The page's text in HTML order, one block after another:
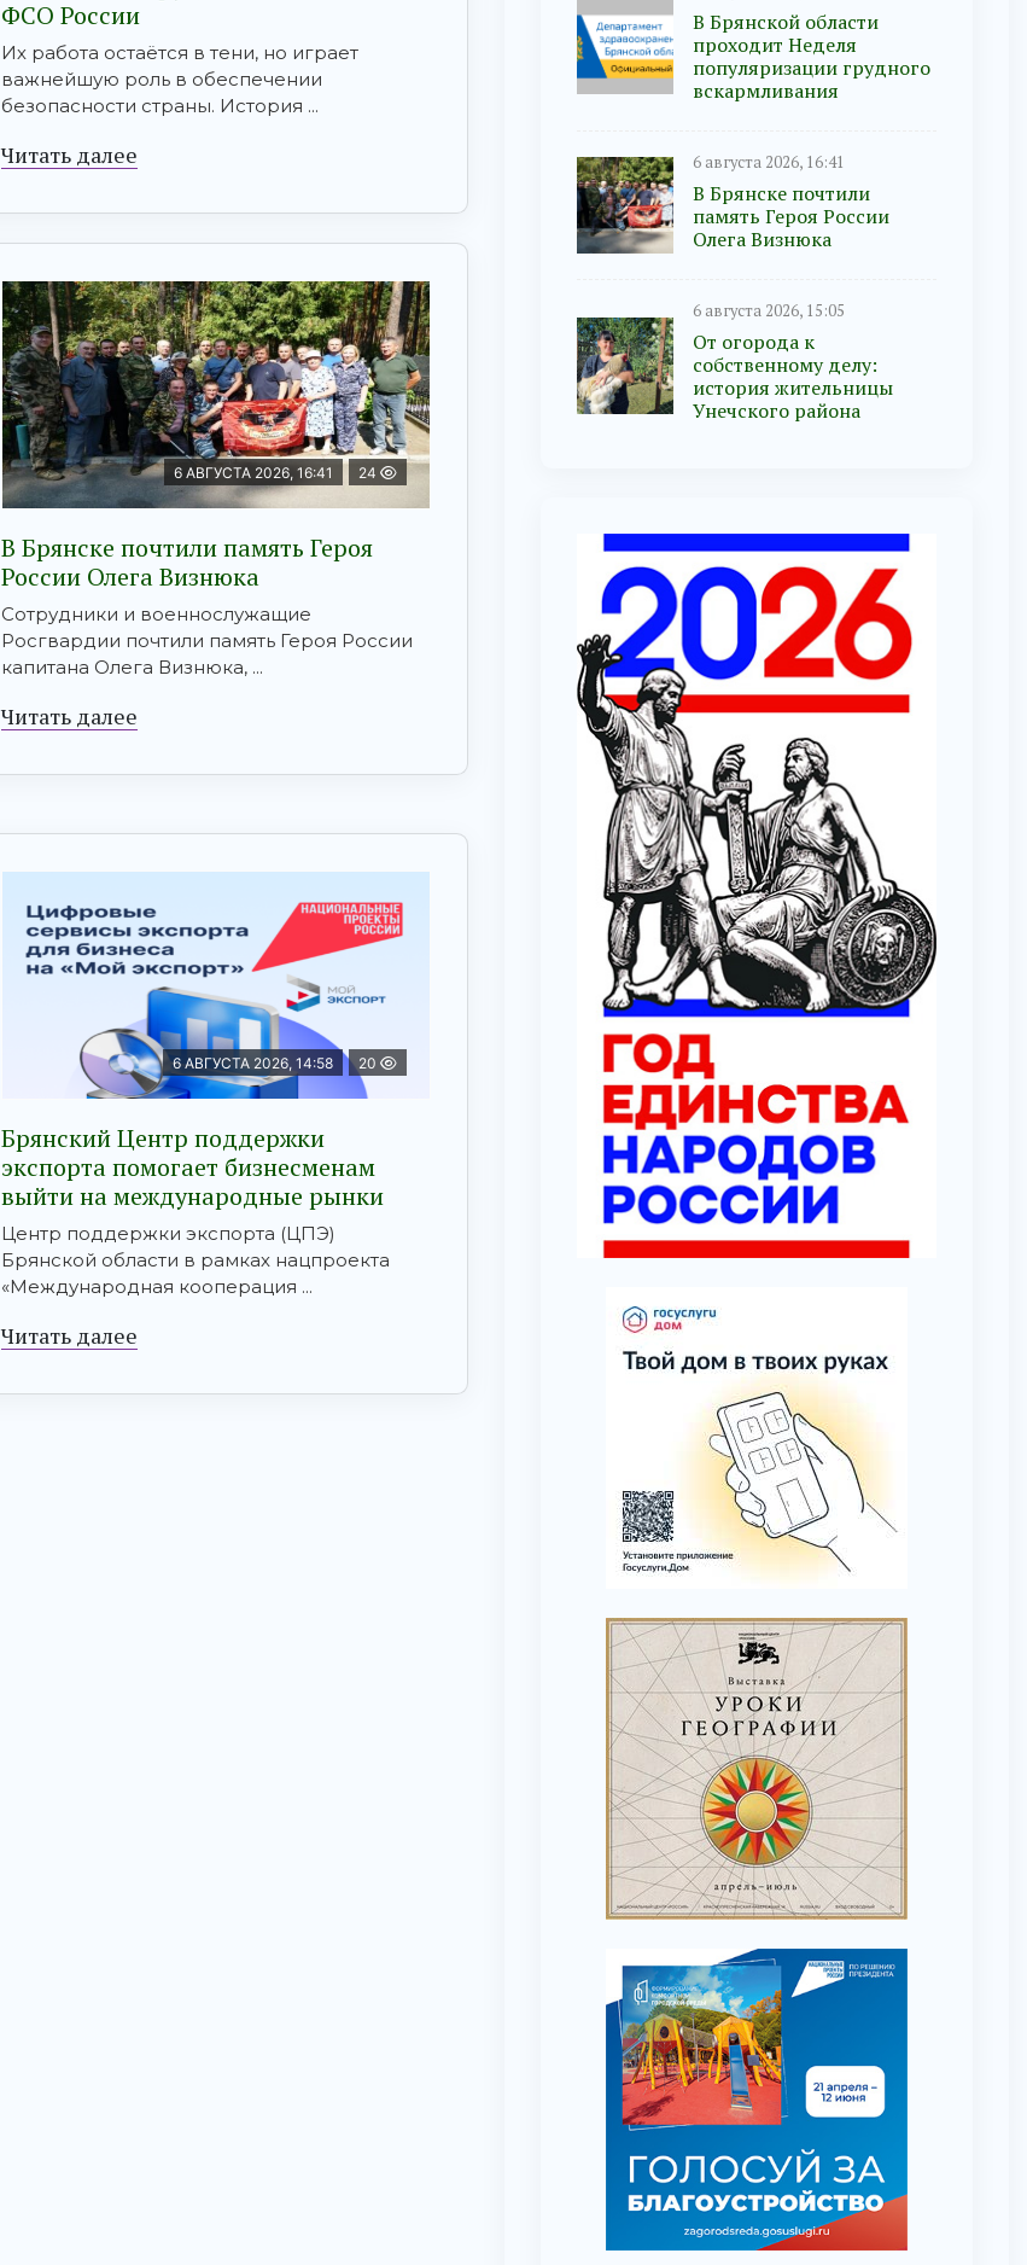
ФСО России
Их работа остаётся в тени, но играет
важнейшую роль в обеспечении
безопасности страны. История ...
Читать далее
6 АВГУСТА 2026, 16:41 24
В Брянске почтили память Героя
России Олега Визнюка
Сотрудники и военнослужащие
Росгвардии почтили память Героя России
капитана Олега Визнюка, ...
Читать далее
6 АВГУСТА 2026, 14:58 20
Брянский Центр поддержки
экспорта помогает бизнесменам
выйти на международные рынки
Центр поддержки экспорта (ЦПЭ)
Брянской области в рамках нацпроекта
«Международная кооперация ...
Читать далее
В Брянской области
проходит Неделя
популяризации грудного
вскармливания
6 августа 2026, 16:41
В Брянске почтили
память Героя России
Олега Визнюка
6 августа 2026, 15:05
От огорода к
собственному делу:
история жительницы
Унечского района